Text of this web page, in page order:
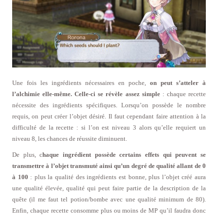
Une fois les ingrédients nécessaires en poche, on peut s’atteler à
l’alchimie elle-même. Celle-ci se révèle assez simple: chaque recette
nécessite des ingrédients spécifiques. Lorsqu’on possède le nombre
requis, on peut créer l’objet désiré. Il faut cependant faire attention à la
difficulté de la recette : si l’on est niveau 3 alors qu’elle requiert un
niveau 8, les chances de réussite diminuent.
De plus, chaque ingrédient possède certains effets qui peuvent se
transmettre à l’objet transmuté ainsi qu’un degré de qualité allant de 0
à 100 : plus la qualité des ingrédients est bonne, plus l’objet créé aura
une qualité élevée, qualité qui peut faire partie de la description de la
quête (il me faut tel potion/bombe avec une qualité minimum de 80).
Enfin, chaque recette consomme plus ou moins de MP qu’il faudra donc